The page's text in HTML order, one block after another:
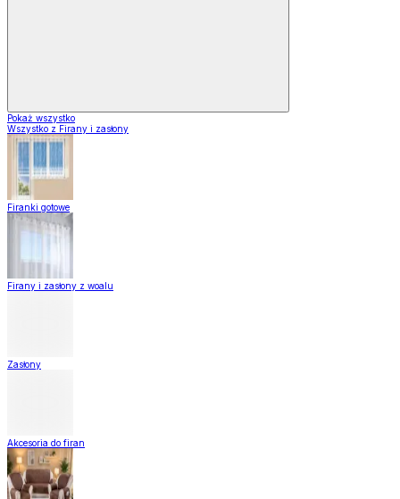
Pokaż wszystko
Wszystko z Firany i zasłony
Firanki gotowe
Firany i zasłony z woalu
Zasłony
Akcesoria do firan